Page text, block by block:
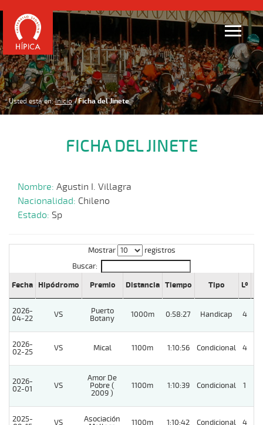
Usted está en: Inicio Ficha del Jinete
FICHA DEL JINETE
Nombre: Agustin I. Villagra
Nacionalidad: Chileno
Estado: Sp
Mostrar
registros
Buscar:
Fecha
Hipódromo Premio Distancia Tiempo Tipo Lº
2026-
04-22
VS
Puerto
Botany
1000m 0:58:27 Handicap 4
2026-
02-25
VS Mical 1100m 1:10:56 Condicional 4
2026-
02-01
VS
Amor De
Pobre (
2009 )
1100m 1:10:39 Condicional 1
2025-
VS
Asociación
1100m 1:10:42 Condicional 4